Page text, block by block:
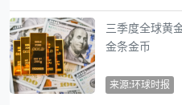
三季度全球黄
金条金币
来源:环球时报